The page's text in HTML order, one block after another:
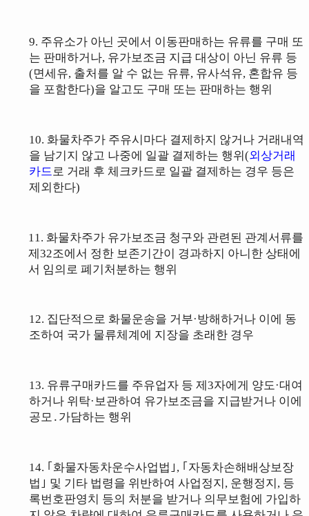
9. 주유소가 아닌 곳에서 이동판매하는 유류를 구매 또
는 판매하거나, 유가보조금 지급 대상이 아닌 유류 등
(면세유, 출처를 알 수 없는 유류, 유사석유, 혼합유 등
을 포함한다)을 알고도 구매 또는 판매하는 행위
10. 화물차주가 주유시마다 결제하지 않거나 거래내역
을 남기지 않고 나중에 일괄 결제하는 행위(외상거래
카드로 거래 후 체크카드로 일괄 결제하는 경우 등은
제외한다)
11 . 화물차주가 유가보조금 청구와 관련된 관계서류를
제32조에서 정한 보존기간이 경과하지 아니한 상태에
서 임의로 폐기처분하는 행위
12. 집단적으로 화물운송을 거부·방해하거나 이에 동
조하여 국가 물류체계에 지장을 초래한 경우
13. 유류구매카드를 주유업자 등 제3자에게 양도·대여
하거나 위탁·보관하여 유가보조금을 지급받거나 이에
공모․가담하는 행위
14. ｢화물자동차운수사업법｣, ｢자동차손해배상보장
법｣ 및 기타 법령을 위반하여 사업정지, 운행정지, 등
록번호판영치 등의 처분을 받거나 의무보험에 가입하